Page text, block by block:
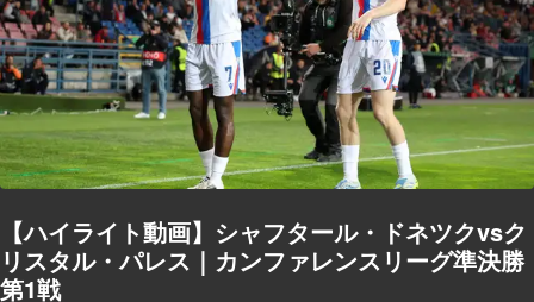
【ハイライト動画】シャフタール・ドネツクvsク
リスタル・パレス｜カンファレンスリーグ準決勝
第1戦